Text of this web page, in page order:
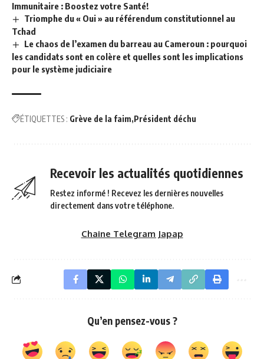
Immunitaire : Boostez votre Santé!
Triomphe du « Oui » au référendum constitutionnel au
Tchad
Le chaos de l’examen du barreau au Cameroun : pourquoi
les candidats sont en colère et quelles sont les implications
pour le système judiciaire
ÉTIQUETTES : Grève de la faim Président déchu
Recevoir les actualités quotidiennes
Restez informé ! Recevez les dernières nouvelles
directement dans votre téléphone.
Chaine Telegram Japap
Qu’en pensez-vous ?